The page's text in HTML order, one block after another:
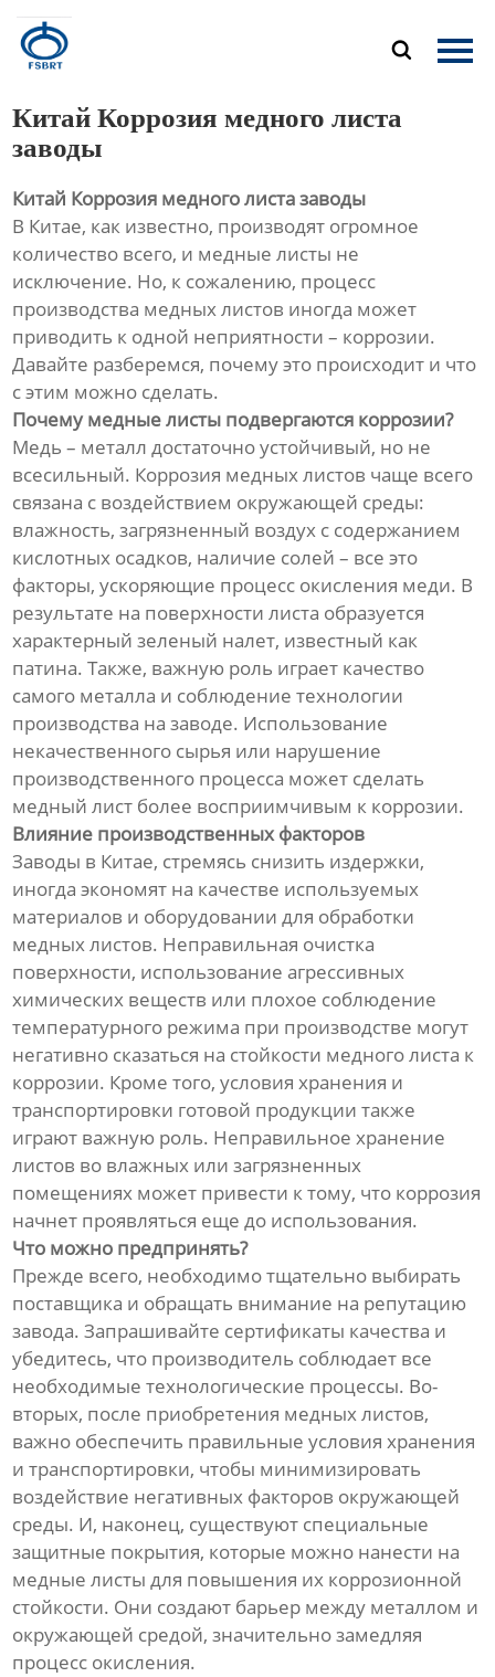

Главная
Новости
Контакты
Китай Коррозия медного листа
заводы
Китай Коррозия медного листа заводы
В Китае, как известно, производят огромное
количество всего, и медные листы не
исключение. Но, к сожалению, процесс
производства медных листов иногда может
приводить к одной неприятности – коррозии.
Давайте разберемся, почему это происходит и что
с этим можно сделать.
Почему медные листы подвергаются коррозии?
Медь – металл достаточно устойчивый, но не
всесильный. Коррозия медных листов чаще всего
связана с воздействием окружающей среды:
влажность, загрязненный воздух с содержанием
кислотных осадков, наличие солей – все это
факторы, ускоряющие процесс окисления меди. В
результате на поверхности листа образуется
характерный зеленый налет, известный как
патина. Также, важную роль играет качество
самого металла и соблюдение технологии
производства на заводе. Использование
некачественного сырья или нарушение
производственного процесса может сделать
медный лист более восприимчивым к коррозии.
Влияние производственных факторов
Заводы в Китае, стремясь снизить издержки,
иногда экономят на качестве используемых
материалов и оборудовании для обработки
медных листов. Неправильная очистка
поверхности, использование агрессивных
химических веществ или плохое соблюдение
температурного режима при производстве могут
негативно сказаться на стойкости медного листа к
коррозии. Кроме того, условия хранения и
транспортировки готовой продукции также
играют важную роль. Неправильное хранение
листов во влажных или загрязненных
помещениях может привести к тому, что коррозия
начнет проявляться еще до использования.
Что можно предпринять?
Прежде всего, необходимо тщательно выбирать
поставщика и обращать внимание на репутацию
завода. Запрашивайте сертификаты качества и
убедитесь, что производитель соблюдает все
необходимые технологические процессы. Во-
вторых, после приобретения медных листов,
важно обеспечить правильные условия хранения
и транспортировки, чтобы минимизировать
воздействие негативных факторов окружающей
среды. И, наконец, существуют специальные
защитные покрытия, которые можно нанести на
медные листы для повышения их коррозионной
стойкости. Они создают барьер между металлом и
окружающей средой, значительно замедляя
процесс окисления.